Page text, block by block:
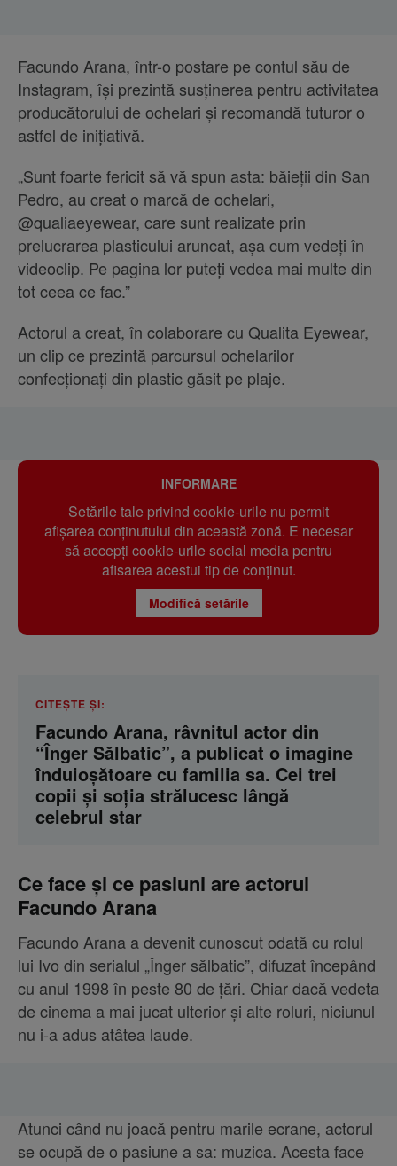
Facundo Arana, într-o postare pe contul său de
Instagram, își prezintă susținerea pentru activitatea
producătorului de ochelari și recomandă tuturor o
astfel de inițiativă.
„Sunt foarte fericit să vă spun asta: băieții din San
Pedro, au creat o marcă de ochelari,
@qualiaeyewear, care sunt realizate prin
prelucrarea plasticului aruncat, așa cum vedeți în
videoclip. Pe pagina lor puteți vedea mai multe din
tot ceea ce fac.”
Actorul a creat, în colaborare cu Qualita Eyewear,
un clip ce prezintă parcursul ochelarilor
confecționați din plastic găsit pe plaje.
INFORMARE
Setările tale privind cookie-urile nu permit
afișarea conținutului din această zonă. E necesar
să accepți cookie-urile social media pentru
afisarea acestui tip de conținut.
Modifică setările
CITEȘTE ȘI:
Facundo Arana, râvnitul actor din
“Înger Sălbatic”, a publicat o imagine
înduioșătoare cu familia sa. Cei trei
copii și soția strălucesc lângă
celebrul star
Ce face și ce pasiuni are actorul
Facundo Arana
Facundo Arana a devenit cunoscut odată cu rolul
lui Ivo din serialul „Înger sălbatic”, difuzat începând
cu anul 1998 în peste 80 de țări. Chiar dacă vedeta
de cinema a mai jucat ulterior și alte roluri, niciunul
nu i-a adus atâtea laude.
Atunci când nu joacă pentru marile ecrane, actorul
se ocupă de o pasiune a sa: muzica. Acesta face